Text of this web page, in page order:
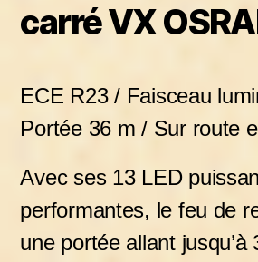
carré VX
ECE R23 / Faisceau
Portée 36 m / Sur route
Avec ses 13 LED
performantes, le feu de
une portée allant jusqu’à